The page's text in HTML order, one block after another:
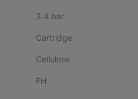
3.4 bar
Cartridge
Cellulose
FH